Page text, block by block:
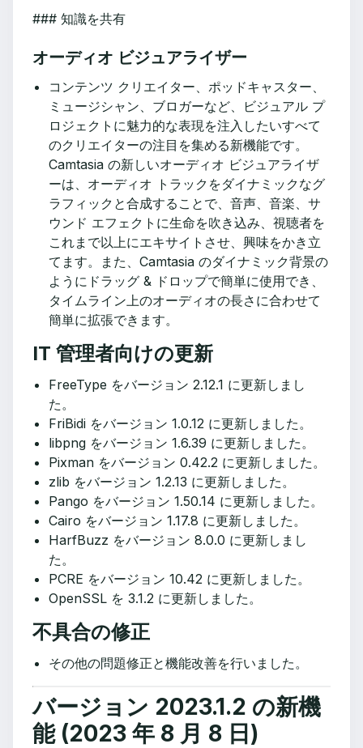
‌### 知識を共有
オーディオ ビジュアライザー
コンテンツ クリエイター、ポッドキャスター、
ミュージシャン、ブロガーなど、ビジュアル プ
ロジェクトに魅力的な表現を注入したいすべて
のクリエイターの注目を集める新機能です。
Camtasia の新しいオーディオ ビジュアライザ
ーは、オーディオ トラックをダイナミックなグ
ラフィックと合成することで、音声、音楽、サ
ウンド エフェクトに生命を吹き込み、視聴者を
これまで以上にエキサイトさせ、興味をかき立
てます。また、Camtasia のダイナミック背景の
ようにドラッグ & ドロップで簡単に使用でき、
タイムライン上のオーディオの長さに合わせて
簡単に拡張できます。
IT 管理者向けの更新
FreeType をバージョン 2.12.1 に更新しまし
た。
FriBidi をバージョン 1.0.12 に更新しました。
libpng をバージョン 1.6.39 に更新しました。
Pixman をバージョン 0.42.2 に更新しました。
zlib をバージョン 1.2.13 に更新しました。
Pango をバージョン 1.50.14 に更新しました。
Cairo をバージョン 1.17.8 に更新しました。
HarfBuzz をバージョン 8.0.0 に更新しまし
た。
PCRE をバージョン 10.42 に更新しました。
OpenSSL を 3.1.2 に更新しました。
不具合の修正
その他の問題修正と機能改善を行いました。
バージョン 2023.1.2 の新機
能 (2023 年 8 月 8 日)